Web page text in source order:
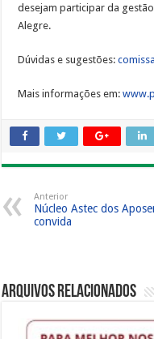
desejam participar da
Alegre.
Dúvidas e sugestões:
Mais informações em:
Anterior
Núcleo Astec dos
convida
Arquivos Relacionados